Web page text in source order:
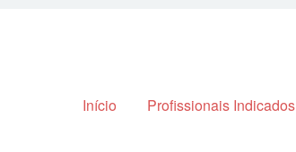
Skip to content
Início Profissionais Indicados